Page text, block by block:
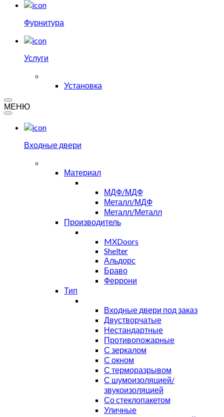
Фурнитура
Услуги
Установка
МЕНЮ
Входные двери
Материал
МДФ/МДФ
Металл/МДФ
Металл/Металл
Производитель
MXDoors
Shelter
Альдорс
Браво
Феррони
Тип
Входные двери под заказ
Двустворчатые
Нестандартные
Противопожарные
С зеркалом
С окном
С терморазрывом
С шумоизоляцией/
звукоизоляцией
Со стеклопакетом
Уличные